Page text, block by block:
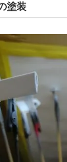
塗装